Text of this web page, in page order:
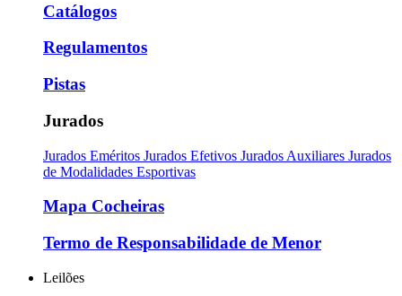
Catálogos
Regulamentos
Pistas
Jurados
Jurados Eméritos Jurados Efetivos Jurados Auxiliares Jurados
de Modalidades Esportivas
Mapa Cocheiras
Termo de Responsabilidade de Menor
Leilões